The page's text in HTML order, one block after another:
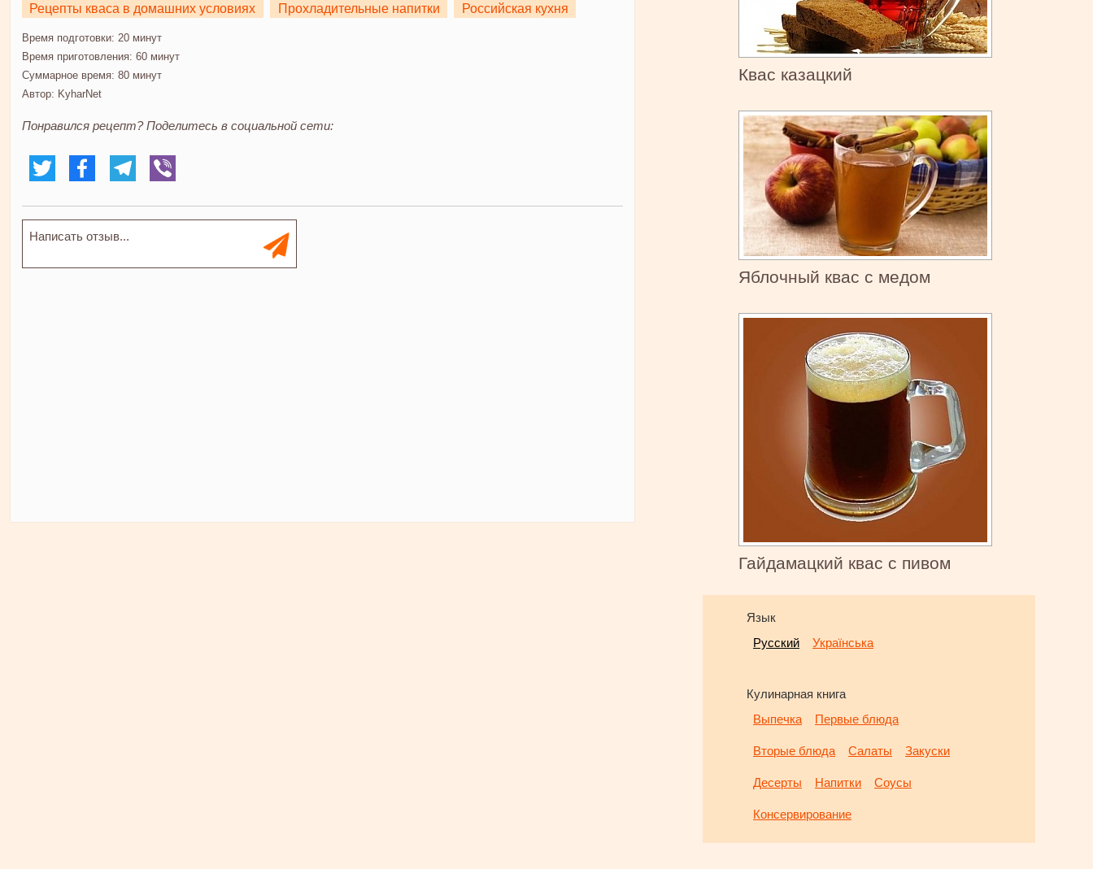
Рецепты кваса в домашних условиях Прохладительные напитки Российская кухня
Время подготовки: 20 минут
Время приготовления: 60 минут
Суммарное время: 80 минут
Автор: KyharNet
Понравился рецепт? Поделитесь в социальной сети:
Квас казацкий
Яблочный квас с медом
Гайдамацкий квас с пивом
Язык
Русский
Українська
Кулинарная книга
Выпечка
Первые блюда
Вторые блюда Салаты Закуски
Десерты Напитки Соусы
Консервирование